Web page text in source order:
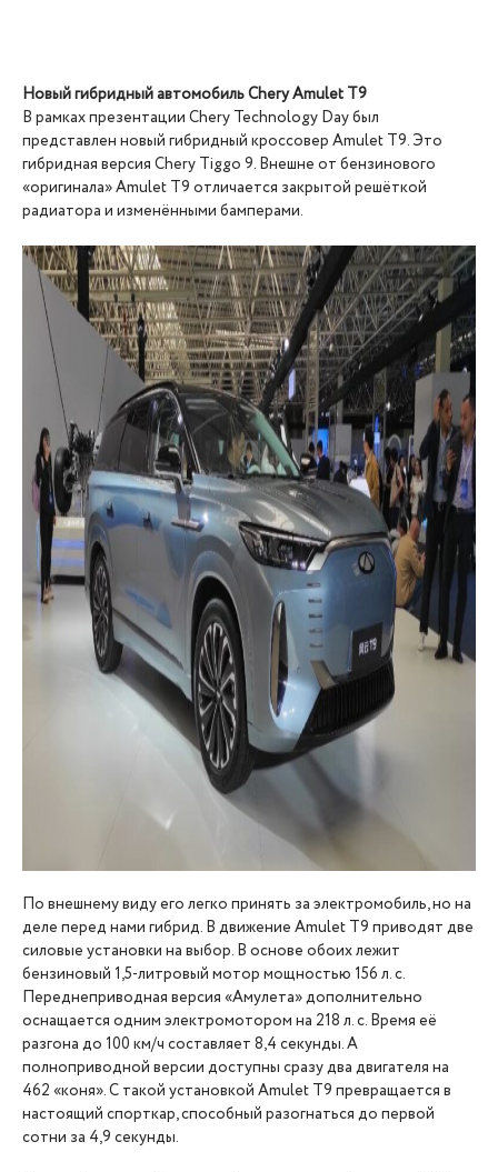
Новый гибридный автомобиль Chery Amulet T9
В рамках презентации Chery Technology Day был
представлен новый гибридный кроссовер Amulet T9. Это
гибридная версия Chery Tiggo 9. Внешне от бензинового
«оригинала» Amulet Т9 отличается закрытой решёткой
радиатора и изменёнными бамперами.
По внешнему виду его легко принять за электромобиль, но на
деле перед нами гибрид. В движение Amulet T9 приводят две
силовые установки на выбор. В основе обоих лежит
бензиновый 1,5-литровый мотор мощностью 156 л. с.
Переднеприводная версия «Амулета» дополнительно
оснащается одним электромотором на 218 л. с. Время её
разгона до 100 км/ч составляет 8,4 секунды. А
полноприводной версии доступны сразу два двигателя на
462 «коня». С такой установкой Amulet T9 превращается в
настоящий спорткар, способный разогнаться до первой
сотни за 4,9 секунды.